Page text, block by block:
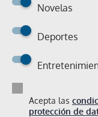
Novelas
Deportes
Acepta las
protección de